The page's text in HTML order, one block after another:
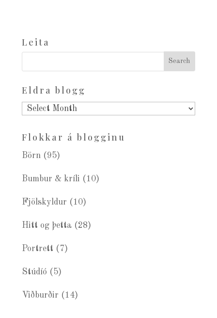
Leita
Eldra blogg
Eldra
Flokkar á blogginu
Börn(95)
Bumbur & kríli (10)
Fjölskyldur (10)
Hitt og þetta(28)
Portrett (7)
Stúdíó (5)
Viðburðir (14)